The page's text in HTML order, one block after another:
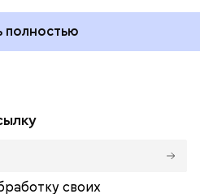
полностью
своих